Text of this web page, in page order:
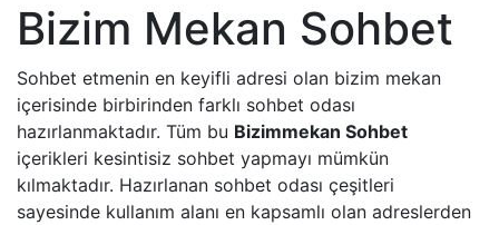
Bizim Mekan Sohbet
Sohbet etmenin en keyifli adresi olan bizim mekan
içerisinde birbirinden farklı sohbet odası
hazırlanmaktadır. Tüm bu Bizimmekan Sohbet
içerikleri kesintisiz sohbet yapmayı mümkün
kılmaktadır. Hazırlanan sohbet odası çeşitleri
sayesinde kullanım alanı en kapsamlı olan adreslerden